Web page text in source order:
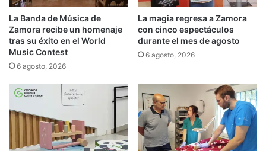
La Banda de Música de
Zamora recibe un homenaje
tras su éxito en el World
Music Contest
6 agosto, 2026
La magia regresa a Zamora
con cinco espectáculos
durante el mes de agosto
6 agosto, 2026